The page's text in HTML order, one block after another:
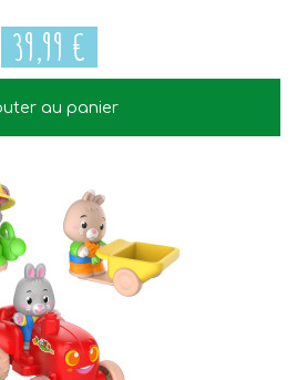
39,99 €
39,99 €
au panier